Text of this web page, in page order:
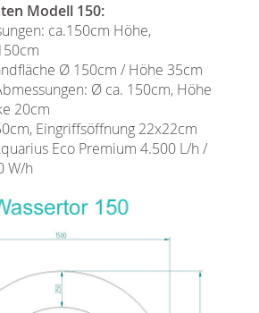
Modell 150:
ca.150cm Höhe,
Ø 150cm / Höhe 35cm
Ø ca. 150cm, Höhe
20cm
Eingriffsöffnung 22x22cm
Eco Premium 4.500 L/h /
W/h